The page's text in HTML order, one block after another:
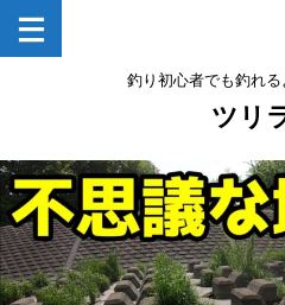
釣り初心者でも釣れる
ツリ